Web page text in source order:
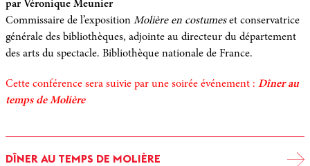
par Véronique Meunier
Commissaire de l’exposition Molière en costumeset conservatrice
générale des bibliothèques, adjointe au directeur du département
des arts du spectacle. Bibliothèque nationale de France.
Cette conférence sera suivie par une soirée événement : Dîner au
temps de Molière
DÎNER AU TEMPS DE MOLIÈRE